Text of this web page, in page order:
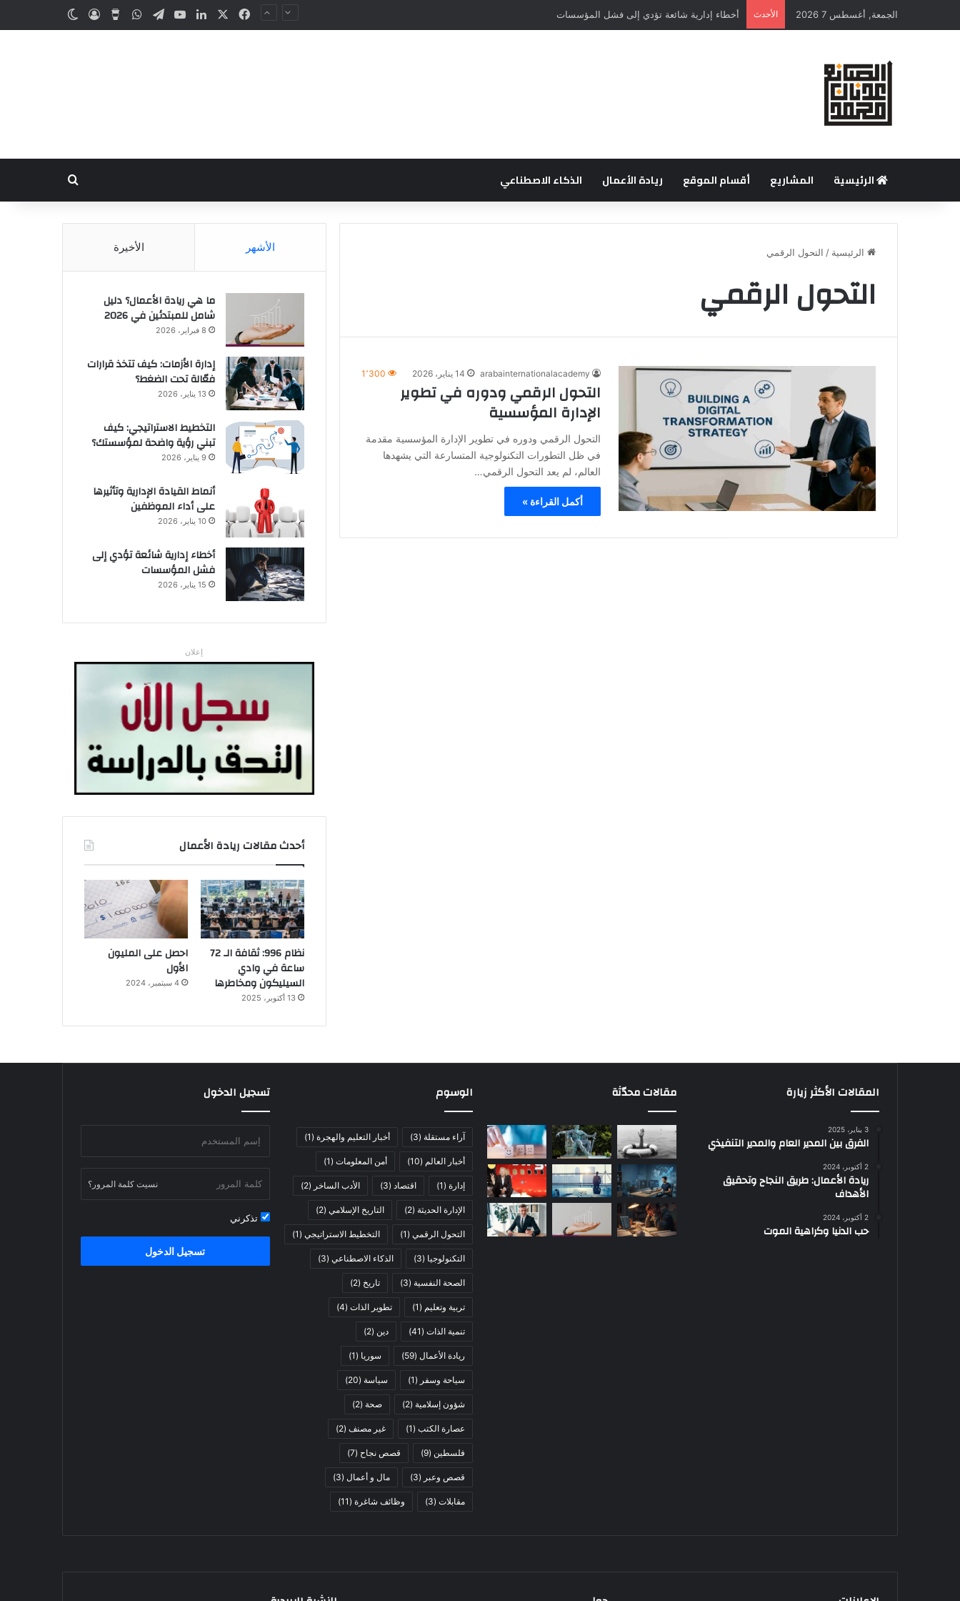
الجمعة, أغسطس 7 2026 الأحدث أخطاء إدارية شائعة تؤدي إلى فشل المؤسسات
الرئيسية المشاريع أقسام الموقع ريادة الأعمال الذكاء الاصطناعي
الرئيسية / التحول الرقمي
التحول الرقمي
arabainternationalacademy 14 يناير، 2026 1٬300
التحول الرقمي ودوره في تطوير
الإدارة المؤسسية
التحول الرقمي ودوره في تطوير الإدارة المؤسسية مقدمة
في ظل التطورات التكنولوجية المتسارعة التي يشهدها
العالم، لم يعد التحول الرقمي…
أكمل القراءة »
الأشهر الأخيرة
ما هي ريادة الأعمال؟ دليل
شامل للمبتدئين في 2026
8 فبراير، 2026
إدارة الأزمات: كيف تتخذ قرارات
فعّالة تحت الضغط؟
13 يناير، 2026
التخطيط الاستراتيجي: كيف
تبني رؤية واضحة لمؤسستك؟
9 يناير، 2026
أنماط القيادة الإدارية وتأثيرها
على أداء الموظفين
10 يناير، 2026
أخطاء إدارية شائعة تؤدي إلى
فشل المؤسسات
15 يناير، 2026
إعلان
أحدث مقالات ريادة الأعمال
نظام 996: ثقافة الـ 72
ساعة في وادي
السيليكون ومخاطرها
13 أكتوبر، 2025
احصل على المليون
الأول
4 سبتمبر، 2024
المقالات الأكثر زيارة
3 يناير، 2025
الفرق بين المدير العام والمدير التنفيذي
2 أكتوبر، 2024
ريادة الأعمال: طريق النجاح وتحقيق
الأهداف
2 أكتوبر، 2024
حب الدنيا وكراهية الموت
مقالات محدّثة الوسوم
آراء مستقلة (3) أخبار التعليم والهجرة (1)
أخبار العالم (10) أمن المعلومات (1)
إدارة (1) اقتصاد (3) الأدب الساخر (2)
الإدارة الحديثة (2) التاريخ الإسلامي (2)
التحول الرقمي (1) التخطيط الاستراتيجي (1)
التكنولوجيا (3) الذكاء الاصطناعي (3)
الصحة النفسية (3) تاريخ (2)
تربية وتعليم (1) تطوير الذات (4)
تنمية الذات (41) دين (2)
ريادة الأعمال (59) سوريا (1)
سياحة وسفر (1) سياسة (20)
شؤون إسلامية (2) صحة (2)
عصارة الكتب (1) غير مصنف (2)
فلسطين (9) قصص نجاح (7)
قصص وعبر (3) مال و أعمال (3)
مقابلات (3) وظائف شاغرة (11)
تسجيل الدخول
نسيت كلمة المرور؟
تذكرني
تسجيل الدخول